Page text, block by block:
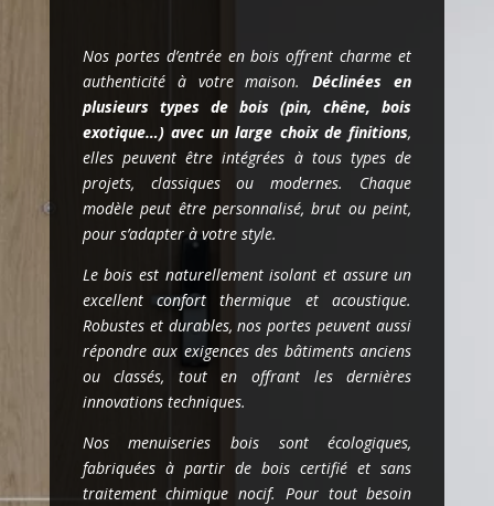
Nos portes d’entrée en bois offrent charme et
authenticité à votre maison.Déclinées en
plusieurs types de bois (pin, chêne, bois
exotique…) avec un large choix de finitions,
elles peuvent être intégrées à tous types de
projets, classiques ou modernes. Chaque
modèle peut être personnalisé, brut ou peint,
pour s’adapter à votre style.
Le bois est naturellement isolant et assure un
excellent confort thermique et acoustique.
Robustes et durables, nos portes peuvent aussi
répondre aux exigences des bâtiments anciens
ou classés, tout en offrant les dernières
innovations techniques.
Nos menuiseries bois sont écologiques,
fabriquées à partir de bois certifié et sans
traitement chimique nocif. Pour tout besoin